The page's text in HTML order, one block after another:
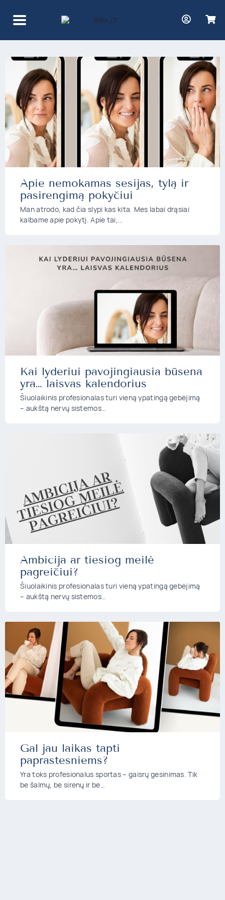
Žyma: darbuotojas
Apie nemokamas sesijas, tylą ir
pasirengimą pokyčiui
Man atrodo, kad čia slypi kas kita. Mes labai drąsiai
kalbame apie pokytį. Apie tai,…
Kai lyderiui pavojingiausia būsena
yra… laisvas kalendorius
Šiuolaikinis profesionalas turi vieną ypatingą gebėjimą
– aukštą nervų sistemos…
Ambicija ar tiesiog meilė
pagreičiui?
Šiuolaikinis profesionalas turi vieną ypatingą gebėjimą
– aukštą nervų sistemos…
Gal jau laikas tapti
paprastesniems?
Yra toks profesionalus sportas – gaisrų gesinimas. Tik
be šalmų, be sirenų ir be…